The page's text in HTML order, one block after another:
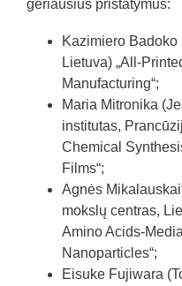
geriausius pristatymus:
Kazimiero
Lietuva) „All-
Manufacturing“;
Maria Mitronika
institutas,
Chemical
Films“;
Agnės
mokslų centras,
Amino Acids-
Nanoparticles“;
Eisuke Fujiwara